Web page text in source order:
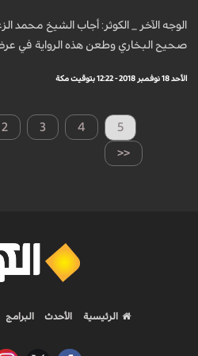
الوجه الآخر _ الكوثر: أجاب الشيخ محمد
صحيح البخاري وطعن هذه الرواية في
الأحد 18 نوفمبر 2018 - 12:22 بتوقيت مكة
2 3 4 5
<<
الرئيسية الأحدث البرامج